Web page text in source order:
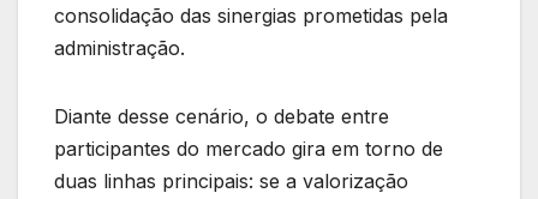
consolidação das sinergias prometidas pela
administração.
Diante desse cenário, o debate entre
participantes do mercado gira em torno de
duas linhas principais: se a valorização